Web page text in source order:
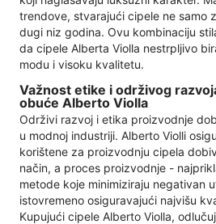
trendove, stvarajući cipele ne samo
dugi niz godina. Ovu kombinaciju
da cipele Alberta Violla nestrpljivo
modu i visoku kvalitetu.
Važnost etike i održivog
obuće Alberto Violla
Održivi razvoj i etika proizvodnje
u modnoj industriji. Alberto Violli
korištene za proizvodnju cipela
način, a proces proizvodnje -
metode koje minimiziraju negativan
istovremeno osiguravajući najvišu
Kupujući cipele Alberto Violla,